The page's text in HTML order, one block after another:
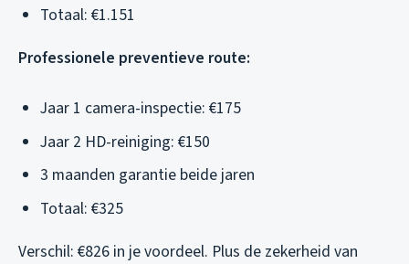
Totaal: €1.151
Professionele preventieve route:
Jaar 1 camera-inspectie: €175
Jaar 2 HD-reiniging: €150
3 maanden garantie beide jaren
Totaal: €325
Verschil: €826 in je voordeel. Plus de zekerheid van